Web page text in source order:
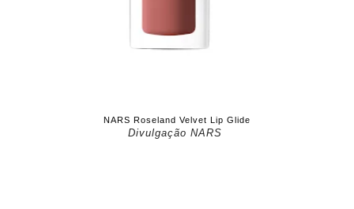
NARS Roseland Velvet Lip Glide
Divulgação NARS